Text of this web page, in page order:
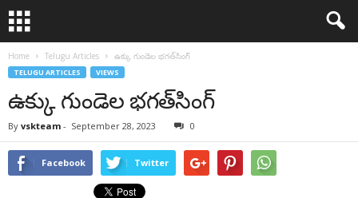
Home Telugu Articles ఉక్కు గుండెల భగత్‌సింగ్‌
TELUGU ARTICLES VIEWS
ఉక్కు గుండెల భగత్‌సింగ్‌
By vskteam - September 28, 2023 0
Facebook Twitter